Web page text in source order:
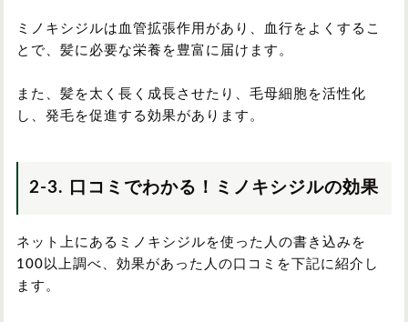
ミノキシジルは血管拡張作用があり、血行をよくするこ
とで、髪に必要な栄養を豊富に届けます。
また、髪を太く長く成長させたり、毛母細胞を活性化
し、発毛を促進する効果があります。
2-3. 口コミでわかる！ミノキシジルの効果
ネット上にあるミノキシジルを使った人の書き込みを
100以上調べ、効果があった人の口コミを下記に紹介し
ます。